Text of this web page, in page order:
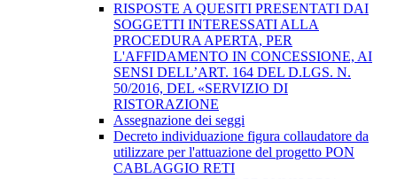
RISPOSTE A QUESITI PRESENTATI DAI
SOGGETTI INTERESSATI ALLA
PROCEDURA APERTA, PER
L'AFFIDAMENTO IN CONCESSIONE, AI
SENSI DELL’ART. 164 DEL D.LGS. N.
50/2016, DEL «SERVIZIO DI
RISTORAZIONE
Assegnazione dei seggi
Decreto individuazione figura collaudatore da
utilizzare per l'attuazione del progetto PON
CABLAGGIO RETI